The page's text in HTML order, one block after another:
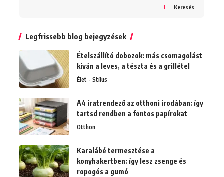
Keresés
Legfrissebb blog bejegyzések
Ételszállító dobozok: más csomagolást
kíván a leves, a tészta és a grillétel
Élet - Stílus
A4 iratrendező az otthoni irodában: így
tartsd rendben a fontos papírokat
Otthon
Karalábé termesztése a
konyhakertben: így lesz zsenge és
ropogós a gumó